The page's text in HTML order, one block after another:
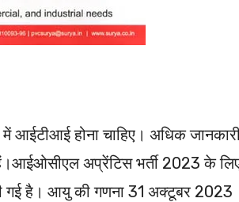
आईटीआई होना चाहिए। अधिक
अप्रेंटिस भर्ती 2023 के
है। आयु की गणना 31 अक्टूबर 2023